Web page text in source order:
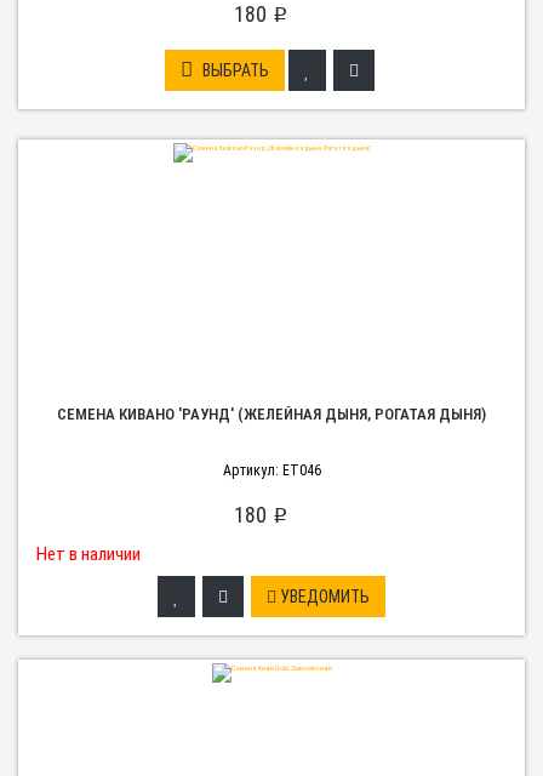
180 p
ВЫБРАТЬ
СЕМЕНА КИВАНО 'РАУНД' (ЖЕЛЕЙНАЯ ДЫНЯ, РОГАТАЯ ДЫНЯ)
Артикул: ET046
180 p
Нет в наличии
УВЕДОМИТЬ